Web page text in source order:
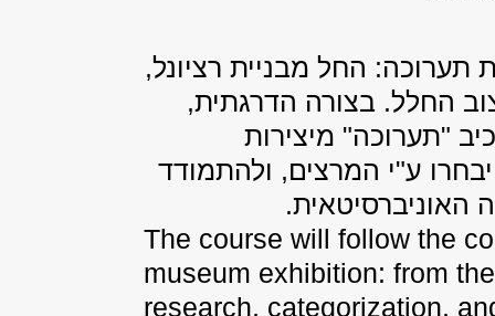
החל מבניית רציונל,
החלל. בצורה הדרגתית,
"תערוכה" מיצירות
ע"י המרצים, ולהתמודד
האוניברסיטאית.
The course will follow the
museum exhibition: from
research, categorization,